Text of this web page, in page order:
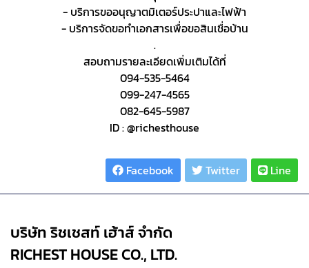
- บริการขออนุญาตมิเตอร์ประปาและไฟฟ้า
- บริการจัดขอทำเอกสารเพื่อขอสินเชื่อบ้าน
.
สอบถามรายละเอียดเพิ่มเติมได้ที่
094-535-5464
099-247-4565
082-645-5987
ID : @richesthouse
Facebook Twitter Line
บริษัท ริชเชสท์ เฮ้าส์ จำกัด
RICHEST HOUSE CO., LTD.